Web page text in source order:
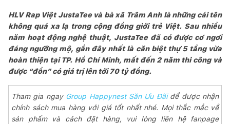
HLV Rap Việt JustaTee và bà xã Trâm Anh là những cái tên
không quá xa lạ trong cộng đồng giới trẻ Việt. Sau nhiều
năm hoạt động nghệ thuật, JustaTee đã có được cơ ngơi
đáng ngưỡng mộ, gần đây nhất là căn biệt thự 5 tầng vừa
hoàn thiện tại TP. Hồ Chí Minh, mất đến 2 năm thi công và
được “đồn” có giá trị lên tới 70 tỷ đồng.
Tham gia ngay Group Happynest Săn Ưu Đãi để được nhận
chính sách mua hàng với giá tốt nhất nhé. Mọi thắc mắc về
sản phẩm và cách đặt hàng, vui lòng liên hệ fanpage